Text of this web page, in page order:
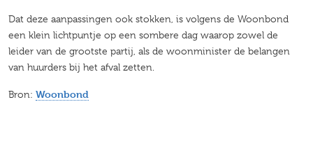
Dat deze aanpassingen ook stokken, is volgens de Woonbond
een klein lichtpuntje op een sombere dag waarop zowel de
leider van de grootste partij, als de woonminister de belangen
van huurders bij het afval zetten.
Bron: Woonbond